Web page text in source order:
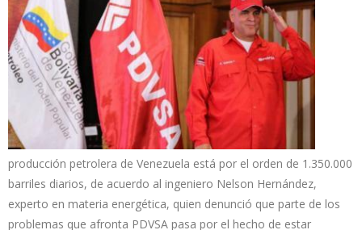
producción petrolera de Venezuela está por el orden de 1.350.000
barriles diarios, de acuerdo al ingeniero Nelson Hernández,
experto en materia energética, quien denunció que parte de los
problemas que afronta PDVSA pasa por el hecho de estar